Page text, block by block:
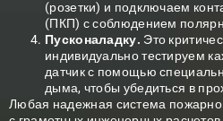
(розетки) и подключаем
(ПКП) с соблюдением
Пусконаладку. Это
индивидуально тестируем
датчик с помощью
дыма, чтобы убедиться в
Любая надежная система